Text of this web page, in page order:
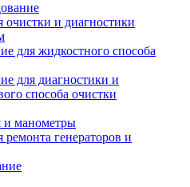
очистки и диагностики
для жидкостного способа
для диагностики и
способа очистки
и манометры
генераторов и